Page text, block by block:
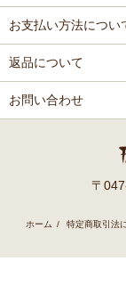
お支払い方法につい
返品について
お問い合わせ
〒
ホーム / 特定商取引法